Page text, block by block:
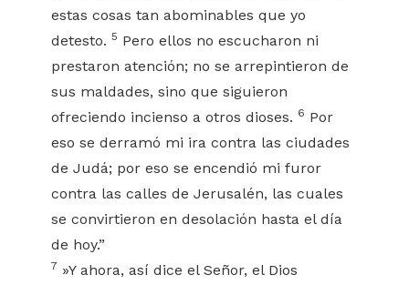
estas cosas tan abominables que yo
detesto. 5 Pero ellos no escucharon ni
prestaron atención; no se arrepintieron de
sus maldades, sino que siguieron
ofreciendo incienso a otros dioses. 6 Por
eso se derramó mi ira contra las ciudades
de Judá; por eso se encendió mi furor
contra las calles de Jerusalén, las cuales
se convirtieron en desolación hasta el día
de hoy.”
7 »Y ahora, así dice el Señor, el Dios